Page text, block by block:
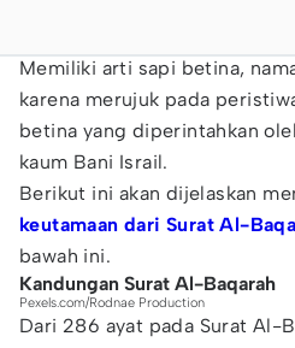
Memiliki arti sapi betina,
karena merujuk pada
betina yang diperintahkan
kaum Bani Israil.
Berikut ini akan dijelaskan
keutamaan dari Surat Al-
bawah ini.
Kandungan Surat Al-Baqarah
Pexels.com/Rodnae Production
Dari 286 ayat pada Surat Al-